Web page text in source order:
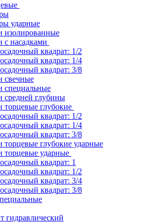
ударные
изолированные
с насадками
квадрат: 1/2
квадрат: 1/4
квадрат: 3/8
свечные
специальные
средней глубины
торцевые глубокие
квадрат: 1/2
квадрат: 1/4
квадрат: 3/8
торцевые глубокие ударные
торцевые ударные
квадрат: 1
квадрат: 1/2
квадрат: 3/4
квадрат: 3/8